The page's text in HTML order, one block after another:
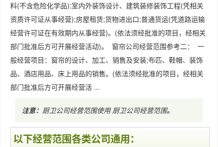
料(不含危险化学品);室内外装饰设计、建筑装修装饰工程(凭相关
资质许可证从事经营);房屋租赁;货物进出口;普通货运(凭道路运输
经营许可证在有效期内从事经营)。(依法须经批准的项目，经相关
部门批准后方可开展经营活动)。 窗帘公司经营范围参考二： 一
般经营项目：窗帘的设计、加工、销售及安装;布匹、鞋帽、装饰
品、酒店用品、床上用品的销售。(依法须经批准的项目，经相关
部门批准后方可开展经营活 ...
注意： 厨卫公司经营范围使用厨卫公司经营范围。
以下经营范围各类公司通用：